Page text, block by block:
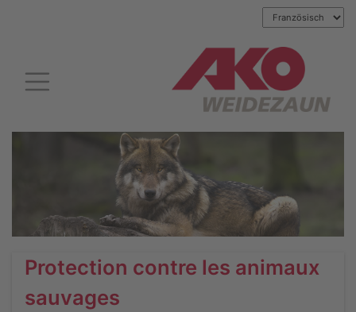
Protection contre les animaux
sauvages